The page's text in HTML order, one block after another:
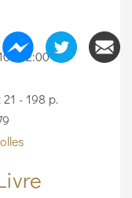
- 12:00
- 198 p.